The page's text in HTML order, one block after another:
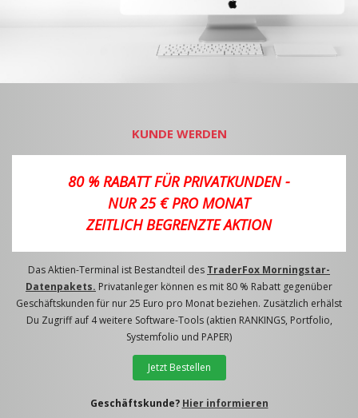
KUNDE WERDEN
80 % RABATT FÜR PRIVATKUNDEN -
NUR 25 € PRO MONAT
ZEITLICH BEGRENZTE AKTION
Das Aktien-Terminal ist Bestandteil des TraderFox Morningstar-
Datenpakets. Privatanleger können es mit 80 % Rabatt gegenüber
Geschäftskunden für nur 25 Euro pro Monat beziehen. Zusätzlich erhälst
Du Zugriff auf 4 weitere Software-Tools (aktien RANKINGS, Portfolio,
Systemfolio und PAPER)
Jetzt Bestellen
Geschäftskunde? Hier informieren